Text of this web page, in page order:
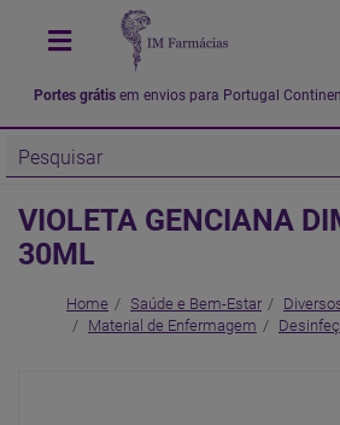
Portes grátis em envios para Portugal
VIOLETA GENCIANA
30ML
Home Saúde e Bem-Estar
Material de Enfermagem